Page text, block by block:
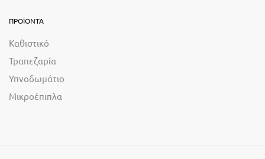
ΠΡΟΪΟΝΤΑ
Καθιστικό
Τραπεζαρία
Υπνοδωμάτιο
Μικροέπιπλα